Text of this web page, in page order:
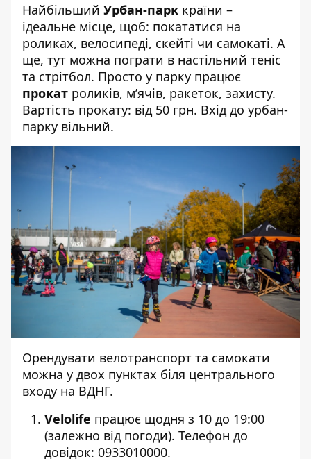
Найбільший Урбан-парк країни –
ідеальне місце, щоб: покататися на
роликах, велосипеді, скейті чи самокаті. А
ще, тут можна пограти в настільний теніс
та стрітбол. Просто у парку працює
прокат роликів, м’ячів, ракеток, захисту.
Вартість прокату: від 50 грн. Вхід до урбан-
парку вільний.
Орендувати велотранспорт та самокати
можна у двох пунктах біля центрального
входу на ВДНГ.
Velolife працює щодня з 10 до 19:00
(залежно від погоди). Телефон до
довідок: 0933010000.